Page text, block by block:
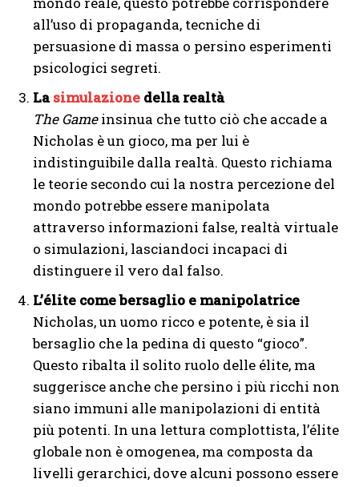
all’uso di propaganda, tecniche di
persuasione di massa o persino esperimenti
psicologici segreti.
Lasimulazione della realtà
The Gameinsinua che tutto ciò che accade a
Nicholas è un gioco, ma per lui è
indistinguibile dalla realtà. Questo richiama
le teorie secondo cui la nostra percezione del
mondo potrebbe essere manipolata
attraverso informazioni false, realtà virtuale
o simulazioni, lasciandoci incapaci di
distinguere il vero dal falso.
L’élite come bersaglio e manipolatrice
Nicholas, un uomo ricco e potente, è sia il
bersaglio che la pedina di questo “gioco”.
Questo ribalta il solito ruolo delle élite, ma
suggerisce anche che persino i più ricchi non
siano immuni alle manipolazioni di entità
più potenti. In una lettura complottista, l’élite
globale non è omogenea, ma composta da
livelli gerarchici, dove alcuni possono essere